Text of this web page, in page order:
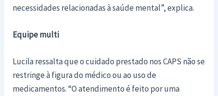
necessidades relacionadas à saúde mental”, explica.
Equipe multi
Lucila ressalta que o cuidado prestado nos CAPS não se
restringe à figura do médico ou ao uso de
medicamentos. “O atendimento é feito por uma